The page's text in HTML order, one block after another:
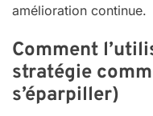
amélioration continue.
Comment
stratégie
s’éparpiller)